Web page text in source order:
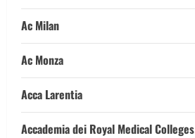
Ac Milan
Ac Monza
Acca Larentia
Accademia dei Royal Medical Colleges